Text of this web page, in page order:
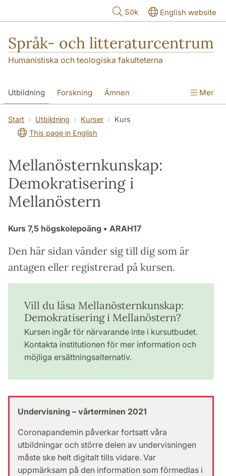
Sök English website
Språk- och litteraturcentrum
Humanistiska och teologiska fakulteterna
Utbildning Forskning Ämnen
SOL-husen Kontakt Institutionen
översättning till svenska
Mer
Start Utbildning Kurser
Kurs
This page in English
Mellanösternkunskap:
Demokratisering i
Mellanöstern
Kurs 7,5 högskolepoäng • ARAH17
Den här sidan vänder sig till dig som är
antagen eller registrerad på kursen.
Vill du läsa Mellanösternkunskap:
Demokratisering i Mellanöstern?
Kursen ingår för närvarande inte i kursutbudet.
Kontakta institutionen för mer information och
möjliga ersättningsalternativ.
Undervisning – vårterminen 2021
Coronapandemin påverkar fortsatt våra
utbildningar och större delen av undervisningen
måste ske helt digitalt tills vidare. Var
uppmärksam på den information som förmedlas i